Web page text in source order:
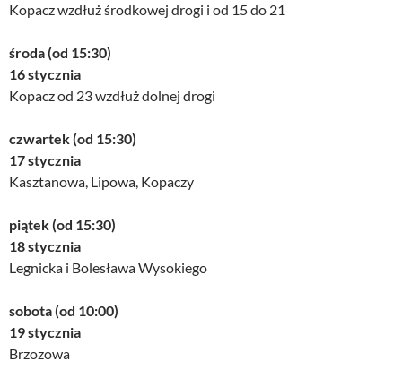
Kopacz wzdłuż środkowej drogi i od 15 do 21
środa (od 15:30)
16 stycznia
Kopacz od 23 wzdłuż dolnej drogi
czwartek (od 15:30)
17 stycznia
Kasztanowa, Lipowa, Kopaczy
piątek (od 15:30)
18 stycznia
Legnicka i Bolesława Wysokiego
sobota (od 10:00)
19 stycznia
Brzozowa